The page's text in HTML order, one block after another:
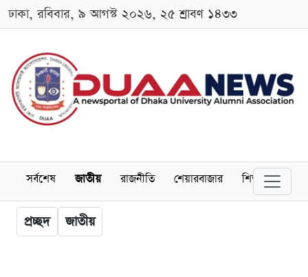
ঢাকা, রবিবার, ৯ আগস্ট ২০২৬, ২৫ শ্রাবণ ১৪৩৩
সর্বশেষ জাতীয় রাজনীতি শেয়ারবাজার শিক্ষা
প্রচ্ছদ জাতীয়